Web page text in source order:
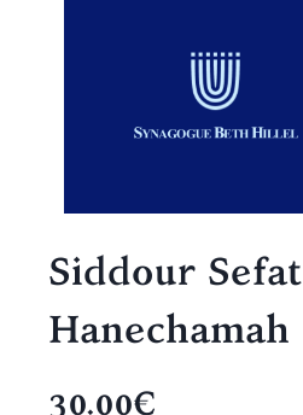
Siddour Sefat
Hanechamah
30.00€